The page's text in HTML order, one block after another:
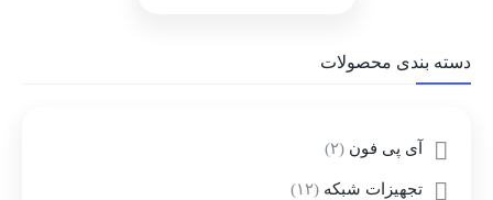
دسته بندی محصولات
آی پی فون (۲)
تجهیزات شبکه (۱۲)